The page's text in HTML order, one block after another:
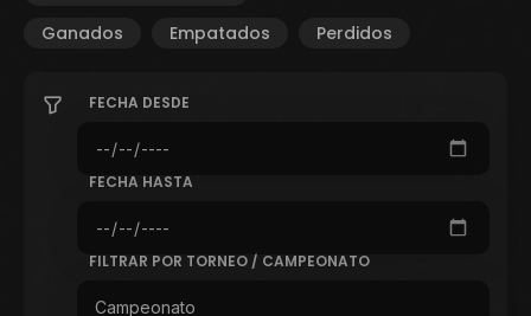
Ganados
Empatados Perdidos
FECHA DESDE
FECHA HASTA
FILTRAR POR TORNEO / CAMPEONATO